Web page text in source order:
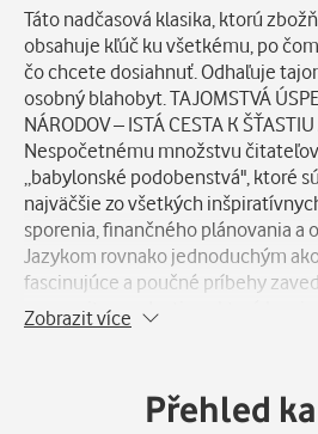
Popis
Táto nadčasová klasika, ktorú
obsahuje kľúč ku všetkému, po
čo chcete dosiahnuť. Odhaľuje
osobný blahobyt. TAJOMSTVÁ
NÁRODOV – ISTÁ CESTA K
Nespočetnému množstvu
„babylonské podobenstvá", ktoré
najväčšie zo všetkých
sporenia, finančného plánovania a
Jazykom rovnako jednoduchým
fascinujúce a poučné príbehy
prosperite a radostiam, ktoré k nej
bestseller, vyhlasovaný za súčasnú
Audiokniha obsahuje tajomstvá
Zobrazit více
Přehled